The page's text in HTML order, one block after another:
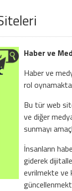
Haber ve
Haber ve
rol
Bu tür web
ve diğer
sunmayı
İnsanların
giderek
evrilmekte ve
Şifremi
Yok mu?